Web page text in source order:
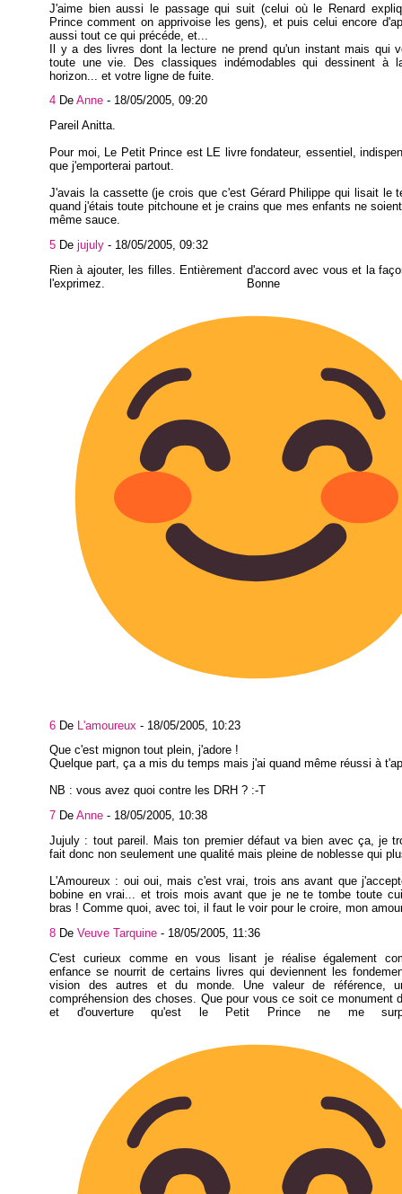
J'aime bien aussi le passage qui suit (celui où le Renard
Prince comment on apprivoise les gens), et puis celui encore
aussi tout ce qui précéde, et...
Il y a des livres dont la lecture ne prend qu'un instant mais qui
toute une vie. Des classiques indémodables qui dessinent à
horizon... et votre ligne de fuite.
4 De Anne - 18/05/2005, 09:20
Pareil Anitta.
Pour moi, Le Petit Prince est LE livre fondateur, essentiel,
que j'emporterai partout.
J'avais la cassette (je crois que c'est Gérard Philippe qui lisait le
quand j'étais toute pitchoune et je crains que mes enfants ne
même sauce.
5 De jujuly - 18/05/2005, 09:32
Rien à ajouter, les filles. Entièrement d'accord avec vous et la
l'exprimez. Bonne
6 De L'amoureux - 18/05/2005, 10:23
Que c'est mignon tout plein, j'adore !
Quelque part, ça a mis du temps mais j'ai quand même réussi à
NB : vous avez quoi contre les DRH ? :-T
7 De Anne - 18/05/2005, 10:38
Jujuly : tout pareil. Mais ton premier défaut va bien avec ça, je
fait donc non seulement une qualité mais pleine de noblesse qui
L'Amoureux : oui oui, mais c'est vrai, trois ans avant que
bobine en vrai... et trois mois avant que je ne te tombe toute
bras ! Comme quoi, avec toi, il faut le voir pour le croire, mon
8 De Veuve Tarquine - 18/05/2005, 11:36
C'est curieux comme en vous lisant je réalise également
enfance se nourrit de certains livres qui deviennent les
vision des autres et du monde. Une valeur de référence,
compréhension des choses. Que pour vous ce soit ce monument
et d'ouverture qu'est le Petit Prince ne me